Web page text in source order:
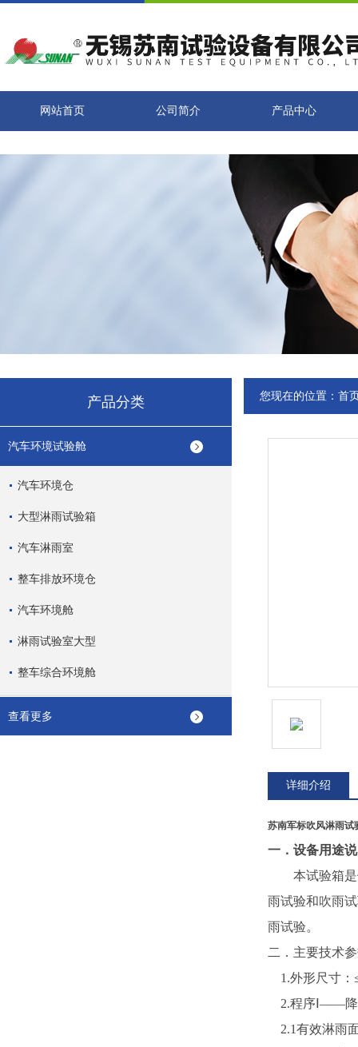
网站首页 公司简介 产品中心
产品分类
汽车环境试验舱
汽车环境仓
大型淋雨试验箱
汽车淋雨室
整车排放环境仓
汽车环境舱
淋雨试验室大型
整车综合环境舱
查看更多
您现在的位置： 首
详细介绍
苏南军标吹风淋雨试
一． 设备用途
本试验箱
雨试验和吹雨
雨试验。
二．主要技术
1.外形尺寸：
2.程序Ⅰ——降
2.1有效淋雨